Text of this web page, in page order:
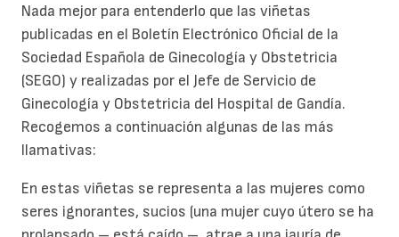
Nada mejor para entenderlo que las viñetas
publicadas en el Boletín Electrónico Oficial de la
Sociedad Española de Ginecología y Obstetricia
(SEGO) y realizadas por el Jefe de Servicio de
Ginecología y Obstetricia del Hospital de Gandía.
Recogemos a continuación algunas de las más
llamativas:
En estas viñetas se representa a las mujeres como
seres ignorantes, sucios (una mujer cuyo útero se ha